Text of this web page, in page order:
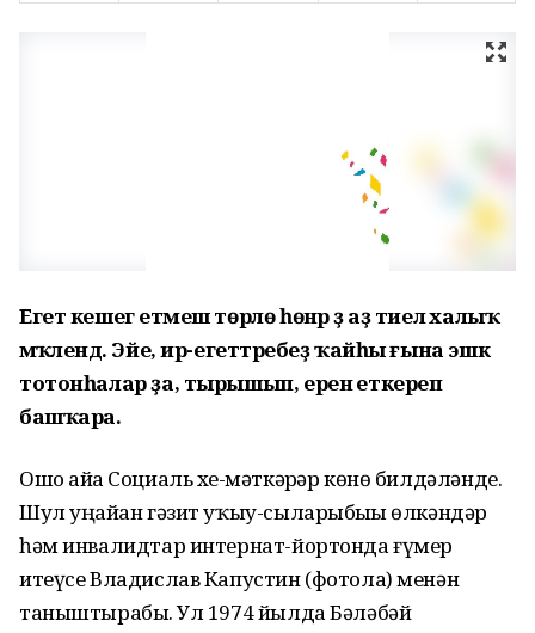
Егет кешегә етмеш төрлө һөнәр ҙә аҙ тиелә халыҡ
мәҡәлендә. Эйе, ир-егеттәребеҙ ҡайһы ғына эшкә
тотонһалар ҙа, тырышып, еренә еткереп
башҡара.
Ошо айҙа Социаль хеҙ-мәткәрҙәр көнө билдәләнде.
Шул уңайҙан гәзит уҡыу-сыларыбыҙҙы өлкәндәр
һәм инвалидтар интернат-йортонда ғүмер
итеүсе Владислав Капустин (фотола) менән
таныштырабыҙ. Ул 1974 йылда Бәләбәй